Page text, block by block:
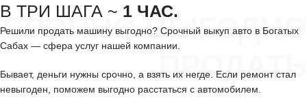
СРОЧНО ВЫГОДНО
ПРОДАТЬ
В ТРИ ШАГА ~ 1 ЧАС.
Решили продать машину выгодно? Срочный выкуп авто в Богатых
Сабах — сфера услуг нашей компании.
Бывает, деньги нужны срочно, а взять их негде. Если ремонт стал
невыгоден, поможем выгодно расстаться с автомобилем.